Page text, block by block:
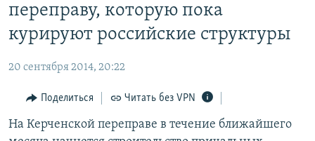
содержанию
Вернутся
главной
навигации
Вернутся
поиску
11 ЛЕТ ОККУПАЦИИ КРЫМА. 11 ИСТОРИЙ СОПРОТИВЛЕНИЯ
ВОДА
ЕЩЕ
ИНТЕРАКТИВ
ИНФОГРАФИКА
РАДІО СВОБОДА
КАК ОБОЙТИ БЛОКИРОВКУ
переправу, которую пока
курируют российские структуры
20 сентября 2014, 20:22
Поделиться Читать без VPN
На Керченской переправе в течение ближайшего